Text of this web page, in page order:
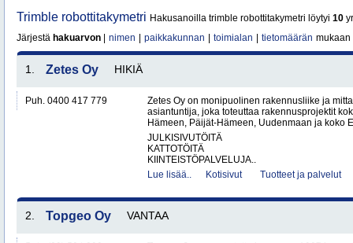
Trimble robottitakymetri Hakusanoilla trimble robottitakymetri löytyi 10
Järjestä hakuarvon nimen paikkakunnan toimialan tietomäärän mukaan
1. Zetes Oy HIKIÄ
Puh. 0400 417 779
Zetes Oy on monipuolinen rakennusliike ja
asiantuntija, joka toteuttaa rakennusprojektit
Hämeen, Päijät-Hämeen, Uudenmaan ja koko
JULKISIVUTÖITÄ
KATTOTÖITÄ
KIINTEISTÖPALVELUJA..
Lue lisää..
Kotisivut Tuotteet ja palvelut
2. Topgeo Oy VANTAA